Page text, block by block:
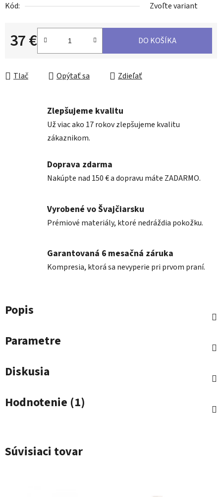
Kód:
Zvoľte variant
37 €
Jednotková cena:
DO KOŠÍKA
Tlač Opýtať sa Zdieľať
Zlepšujeme kvalitu
Už viac ako 17 rokov zlepšujeme kvalitu
zákaznikom.
Doprava zdarma
Nakúpte nad 150 € a dopravu máte ZADARMO.
Vyrobené vo Švajčiarsku
Prémiové materiály, ktoré nedráždia pokožku.
Garantovaná 6 mesačná záruka
Kompresia, ktorá sa nevyperie pri prvom praní.
Popis
Parametre
Diskusia
Hodnotenie (1)
Súvisiaci tovar